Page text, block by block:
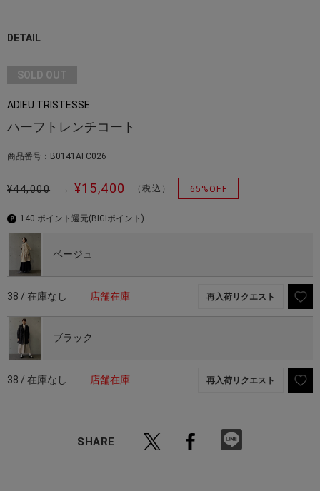
DETAIL
SOLD OUT
ADIEU TRISTESSE
ハーフトレンチコート
商品番号：B0141AFC026
¥44,000 → ¥15,400 （税込） 65%OFF
140 ポイント還元(BIGIポイント)
ベージュ
38 / 在庫なし 店舗在庫 再入荷リクエスト
ブラック
38 / 在庫なし 店舗在庫 再入荷リクエスト
SHARE